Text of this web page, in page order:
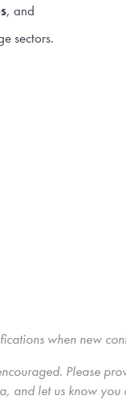
, and
sectors.
when new
Please
and let us know